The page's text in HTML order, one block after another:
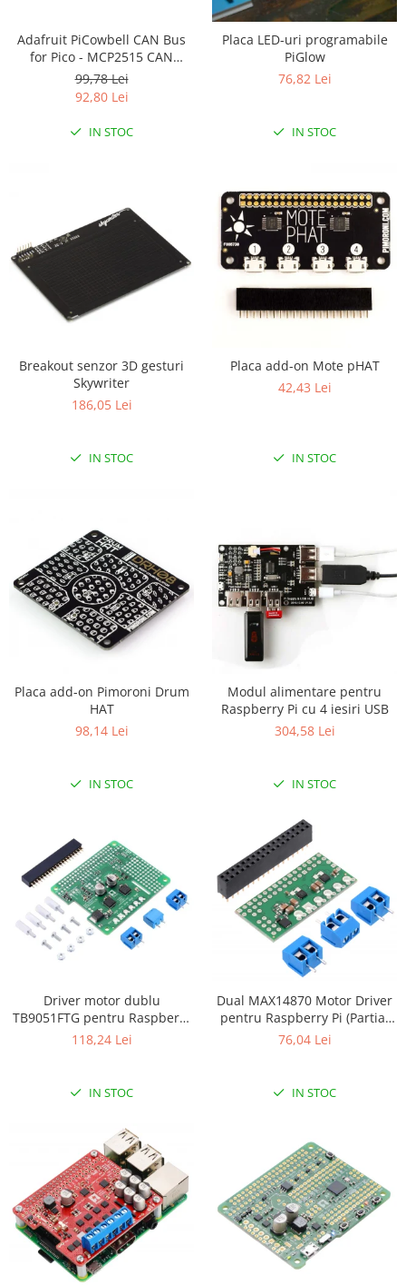
Releu
RS-232
Breadboard
Cabluri
Conectori
Sticker
Componente
Microcontrollere AVR
PCB - Placute Circuit
Rezistoare
Creion 3D 3Doodler
Imprimante 3D
3Doodler
Componente
Filament Premium PLA 1.75 mm
Filamente Speciale
Prusa I3 DIY Kit
Carti
Pentru Incepatori
Pentru Incepatori
Lego Education
STEM Education
Ugears
Kit Fun
Kit Roboti
Adafruit PiCowbell CAN Bus
for Pico - MCP2515 CAN
Controller
99,78 Lei
92,80 Lei
IN STOC
Placa LED-uri programabile
PiGlow
76,82 Lei
IN STOC
Breakout senzor 3D gesturi
Skywriter
186,05 Lei
IN STOC
Placa add-on Mote pHAT
42,43 Lei
IN STOC
Placa add-on Pimoroni Drum
HAT
98,14 Lei
IN STOC
Modul alimentare pentru
Raspberry Pi cu 4 iesiri USB
304,58 Lei
IN STOC
Driver motor dublu
TB9051FTG pentru Raspberry
Pi (kit partial)
118,24 Lei
IN STOC
Dual MAX14870 Motor Driver
pentru Raspberry Pi (Partial
Kit)
76,04 Lei
IN STOC